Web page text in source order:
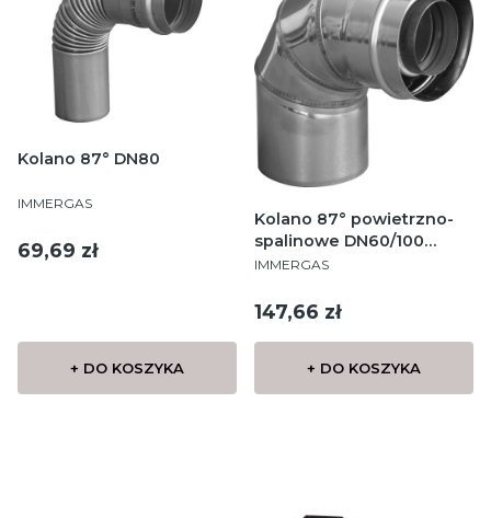
Kolano 87° DN80
PRODUCENT
IMMERGAS
Cena
69,69 zł
+ DO KOSZYKA
Kolano 87° powietrzno-
spalinowe DN60/100
srebrne
PRODUCENT
IMMERGAS
Cena
147,66 zł
+ DO KOSZYKA